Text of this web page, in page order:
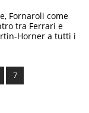
16
Lando
Norris (7)
25
Fornaroli come
tra Ferrari e
Horner a tutti i
7